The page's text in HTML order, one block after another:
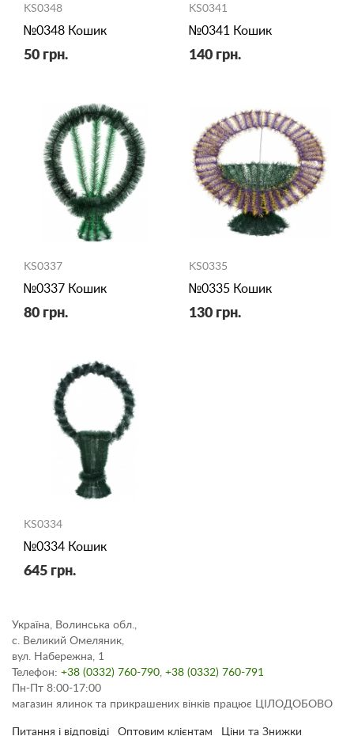
KS0348
№0348 Кошик
50 грн.
KS0341
№0341 Кошик
140 грн.
KS0337
№0337 Кошик
80 грн.
KS0335
№0335 Кошик
130 грн.
KS0334
№0334 Кошик
645 грн.
Україна, Волинська обл.,
с. Великий Омеляник,
вул. Набережна, 1
Телефон: +38 (0332) 760-790, +38 (0332) 760-791
Пн-Пт 8:00-17:00
магазин ялинок та прикрашених вінків працює ЦІЛОДОБОВО
Питання і відповіді Оптовим клієнтам Ціни та Знижки